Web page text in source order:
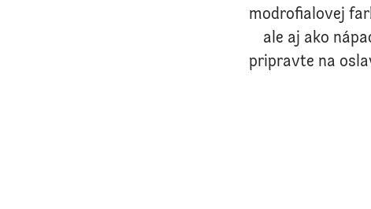
modrofialovej
ale aj ako
pripravte na